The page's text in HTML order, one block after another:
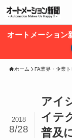
オートメーション
ホーム FA業界・企業ト
アイ
イテ
普及
2018
8/28